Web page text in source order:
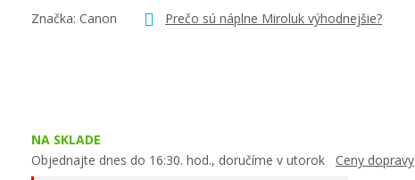
Značka: Canon Prečo sú náplne Miroluk výhodnejšie?
NA SKLADE
Objednajte dnes do 16:30. hod., doručíme v utorok Ceny dopravy